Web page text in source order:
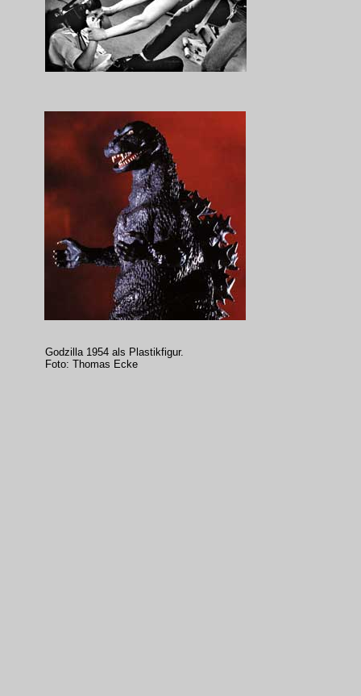
Godzilla 1954 als Plastikfigur.
Foto: Thomas Ecke